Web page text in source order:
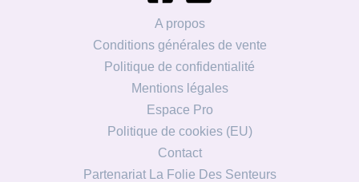
A propos
Conditions générales de vente
Politique de confidentialité
Mentions légales
Espace Pro
Politique de cookies (EU)
Contact
Partenariat La Folie Des Senteurs